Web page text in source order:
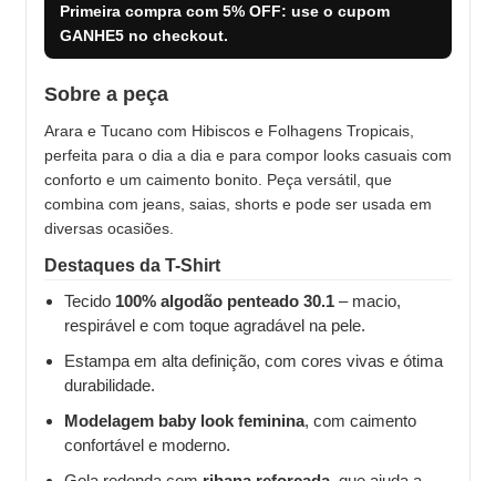
Primeira compra com 5% OFF: use o cupom
GANHE5 no checkout.
Sobre a peça
Arara e Tucano com Hibiscos e Folhagens Tropicais,
perfeita para o dia a dia e para compor looks casuais com
conforto e um caimento bonito. Peça versátil, que
combina com jeans, saias, shorts e pode ser usada em
diversas ocasiões.
Destaques da T-Shirt
Tecido 100% algodão penteado 30.1 – macio,
respirável e com toque agradável na pele.
Estampa em alta definição, com cores vivas e ótima
durabilidade.
Modelagem baby look feminina, com caimento
confortável e moderno.